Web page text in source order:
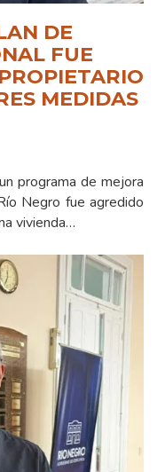
DE
FUE
MEDIDAS
programa de mejora
Negro fue agredido
vivienda…